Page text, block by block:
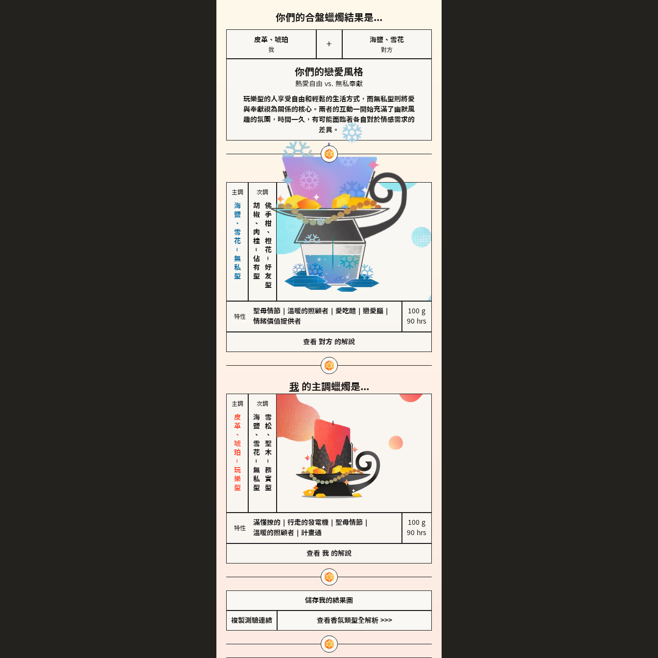
你們的合盤蠟燭結果是...
皮革、琥珀
我
＋
海鹽、雪花
對方
你們的戀愛風格
熱愛自由 vs. 無私奉獻
玩樂型的人享受自由和輕鬆的生活方式，而無私型則將愛
與奉獻視為關係的核心。兩者的互動一開始充滿了幽默風
趣的氛圍，時間一久，有可能面臨著各自對於情感需求的
差異。
對方的主調蠟燭是...
主調
海鹽、雪花－無私型
次調
胡椒、肉桂
－
佔有型
佛手柑、橙花
－
好友型
特性
聖母情節 溫暖的照顧者 愛吃醋 戀愛腦
情緒價值提供者
100 g
90 hrs
查看 對方 的解說
我 的主調蠟燭是...
主調
皮革、琥珀－玩樂型
次調
海鹽、雪花
－
無私型
雪松、聖木
－
務實型
特性
滿懂撩的 行走的發電機 聖母情節
溫暖的照顧者
計畫通
100 g
90 hrs
查看 我 的解說
儲存我的結果圖
複製測驗連結 查看香氛類型全解析 >>>